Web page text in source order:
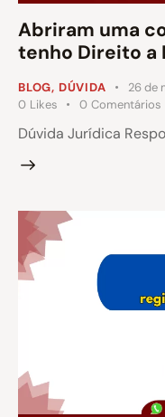
Abriram uma
tenho Direito a
BLOG, DÚVIDA 26 de
0 Likes 0 Comentários
Dúvida Jurídica